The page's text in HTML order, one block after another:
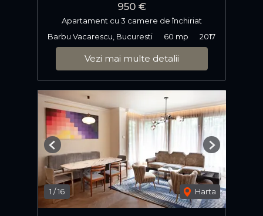
950 €
Apartament cu 3 camere de închiriat
Barbu Vacarescu, Bucuresti
60 mp 2017
Vezi mai multe detalii
1 /16 Harta
Previous Next